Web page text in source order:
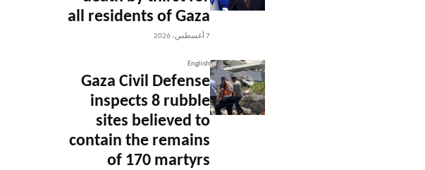
all residents of Gaza
7 أغسطس، 2026
English
Gaza Civil Defense
inspects 8 rubble
sites believed to
contain the remains
of 170 martyrs